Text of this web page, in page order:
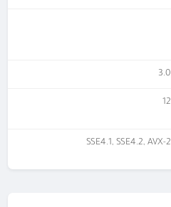
3.0
12
SSE4.1, SSE4.2, AVX-2